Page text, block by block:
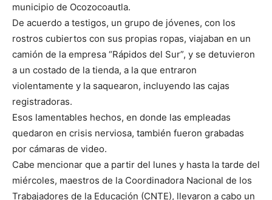
municipio de Ocozocoautla.
De acuerdo a testigos, un grupo de jóvenes, con los
rostros cubiertos con sus propias ropas, viajaban en un
camión de la empresa “Rápidos del Sur”, y se detuvieron
a un costado de la tienda, a la que entraron
violentamente y la saquearon, incluyendo las cajas
registradoras.
Esos lamentables hechos, en donde las empleadas
quedaron en crisis nerviosa, también fueron grabadas
por cámaras de video.
Cabe mencionar que a partir del lunes y hasta la tarde del
miércoles, maestros de la Coordinadora Nacional de los
Trabajadores de la Educación (CNTE), llevaron a cabo un